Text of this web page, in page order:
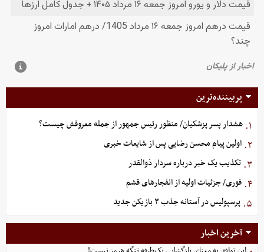
پربیننده‌ترین
۱. هشدار پسر پزشکیان/ منظور رئیس جمهور از جمله معروفش چیست؟
۲. اولین پیام محسن رضایی پس از شایعات خبری
۳. تکذیب یک خبر درباره سردار ذوالقدر
۴. فوری/ جزئیات اولیه از انفجارهای قشم
۵. پرسپولیس در آستانه جذب ۳ بازیکن جدید
آخرین اخبار